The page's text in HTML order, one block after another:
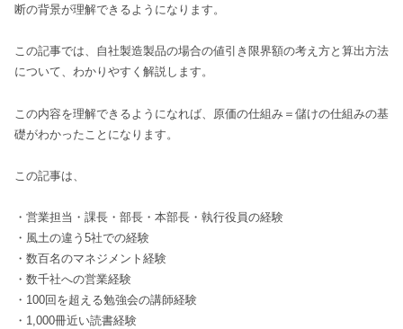
断の背景が理解できるようになります。
この記事では、自社製造製品の場合の値引き限界額の考え方と算出方法
について、わかりやすく解説します。
この内容を理解できるようになれば、原価の仕組み＝儲けの仕組みの基
礎がわかったことになります。
この記事は、
・営業担当・課長・部長・本部長・執行役員の経験
・風土の違う5社での経験
・数百名のマネジメント経験
・数千社への営業経験
・100回を超える勉強会の講師経験
・1,000冊近い読書経験